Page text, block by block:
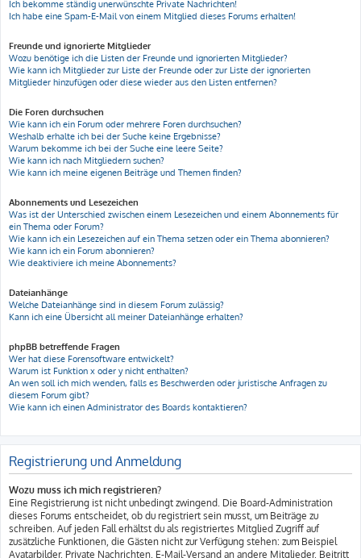
Ich bekomme ständig unerwünschte Private Nachrichten!
Ich habe eine Spam-E-Mail von einem Mitglied dieses Forums erhalten!
Freunde und ignorierte Mitglieder
Wozu benötige ich die Listen der Freunde und ignorierten Mitglieder?
Wie kann ich Mitglieder zur Liste der Freunde oder zur Liste der ignorierten
Mitglieder hinzufügen oder diese wieder aus den Listen entfernen?
Die Foren durchsuchen
Wie kann ich ein Forum oder mehrere Foren durchsuchen?
Weshalb erhalte ich bei der Suche keine Ergebnisse?
Warum bekomme ich bei der Suche eine leere Seite?
Wie kann ich nach Mitgliedern suchen?
Wie kann ich meine eigenen Beiträge und Themen finden?
Abonnements und Lesezeichen
Was ist der Unterschied zwischen einem Lesezeichen und einem Abonnements für
ein Thema oder Forum?
Wie kann ich ein Lesezeichen auf ein Thema setzen oder ein Thema abonnieren?
Wie kann ich ein Forum abonnieren?
Wie deaktiviere ich meine Abonnements?
Dateianhänge
Welche Dateianhänge sind in diesem Forum zulässig?
Kann ich eine Übersicht all meiner Dateianhänge erhalten?
phpBB betreffende Fragen
Wer hat diese Forensoftware entwickelt?
Warum ist Funktion x oder y nicht enthalten?
An wen soll ich mich wenden, falls es Beschwerden oder juristische Anfragen zu
diesem Forum gibt?
Wie kann ich einen Administrator des Boards kontaktieren?
Registrierung und Anmeldung
Wozu muss ich mich registrieren?
Eine Registrierung ist nicht unbedingt zwingend. Die Board-Administration
dieses Forums entscheidet, ob du registriert sein musst, um Beiträge zu
schreiben. Auf jeden Fall erhältst du als registriertes Mitglied Zugriff auf
zusätzliche Funktionen, die Gästen nicht zur Verfügung stehen: zum Beispiel
Avatarbilder, Private Nachrichten, E-Mail-Versand an andere Mitglieder, Beitritt